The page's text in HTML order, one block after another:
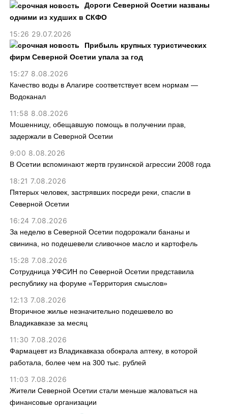
Дороги Северной Осетии названы
одними из худших в СКФО
15:26 29.07.2026
Прибыль крупных туристических
фирм Северной Осетии упала за год
15:27 8.08.2026
Качество воды в Алагире соответствует всем нормам —
Водоканал
11:58 8.08.2026
Мошенницу, обещавшую помощь в получении прав,
задержали в Северной Осетии
9:00 8.08.2026
В Осетии вспоминают жертв грузинской агрессии 2008 года
18:21 7.08.2026
Пятерых человек, застрявших посреди реки, спасли в
Северной Осетии
16:24 7.08.2026
За неделю в Северной Осетии подорожали бананы и
свинина, но подешевели сливочное масло и картофель
15:28 7.08.2026
Сотрудница УФСИН по Северной Осетии представила
республику на форуме «Территория смыслов»
12:13 7.08.2026
Вторичное жилье незначительно подешевело во
Владикавказе за месяц
11:30 7.08.2026
Фармацевт из Владикавказа обокрала аптеку, в которой
работала, более чем на 300 тыс. рублей
11:03 7.08.2026
Жители Северной Осетии стали меньше жаловаться на
финансовые организации